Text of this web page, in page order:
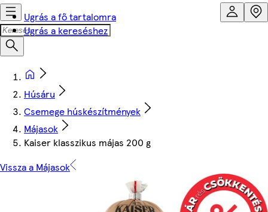
Ugrás a fő tartalomra
Ugrás a kereséshez
Húsáru
Csemege húskészítmények
Májasok
Kaiser klasszikus májas 200 g
Vissza a Májasok